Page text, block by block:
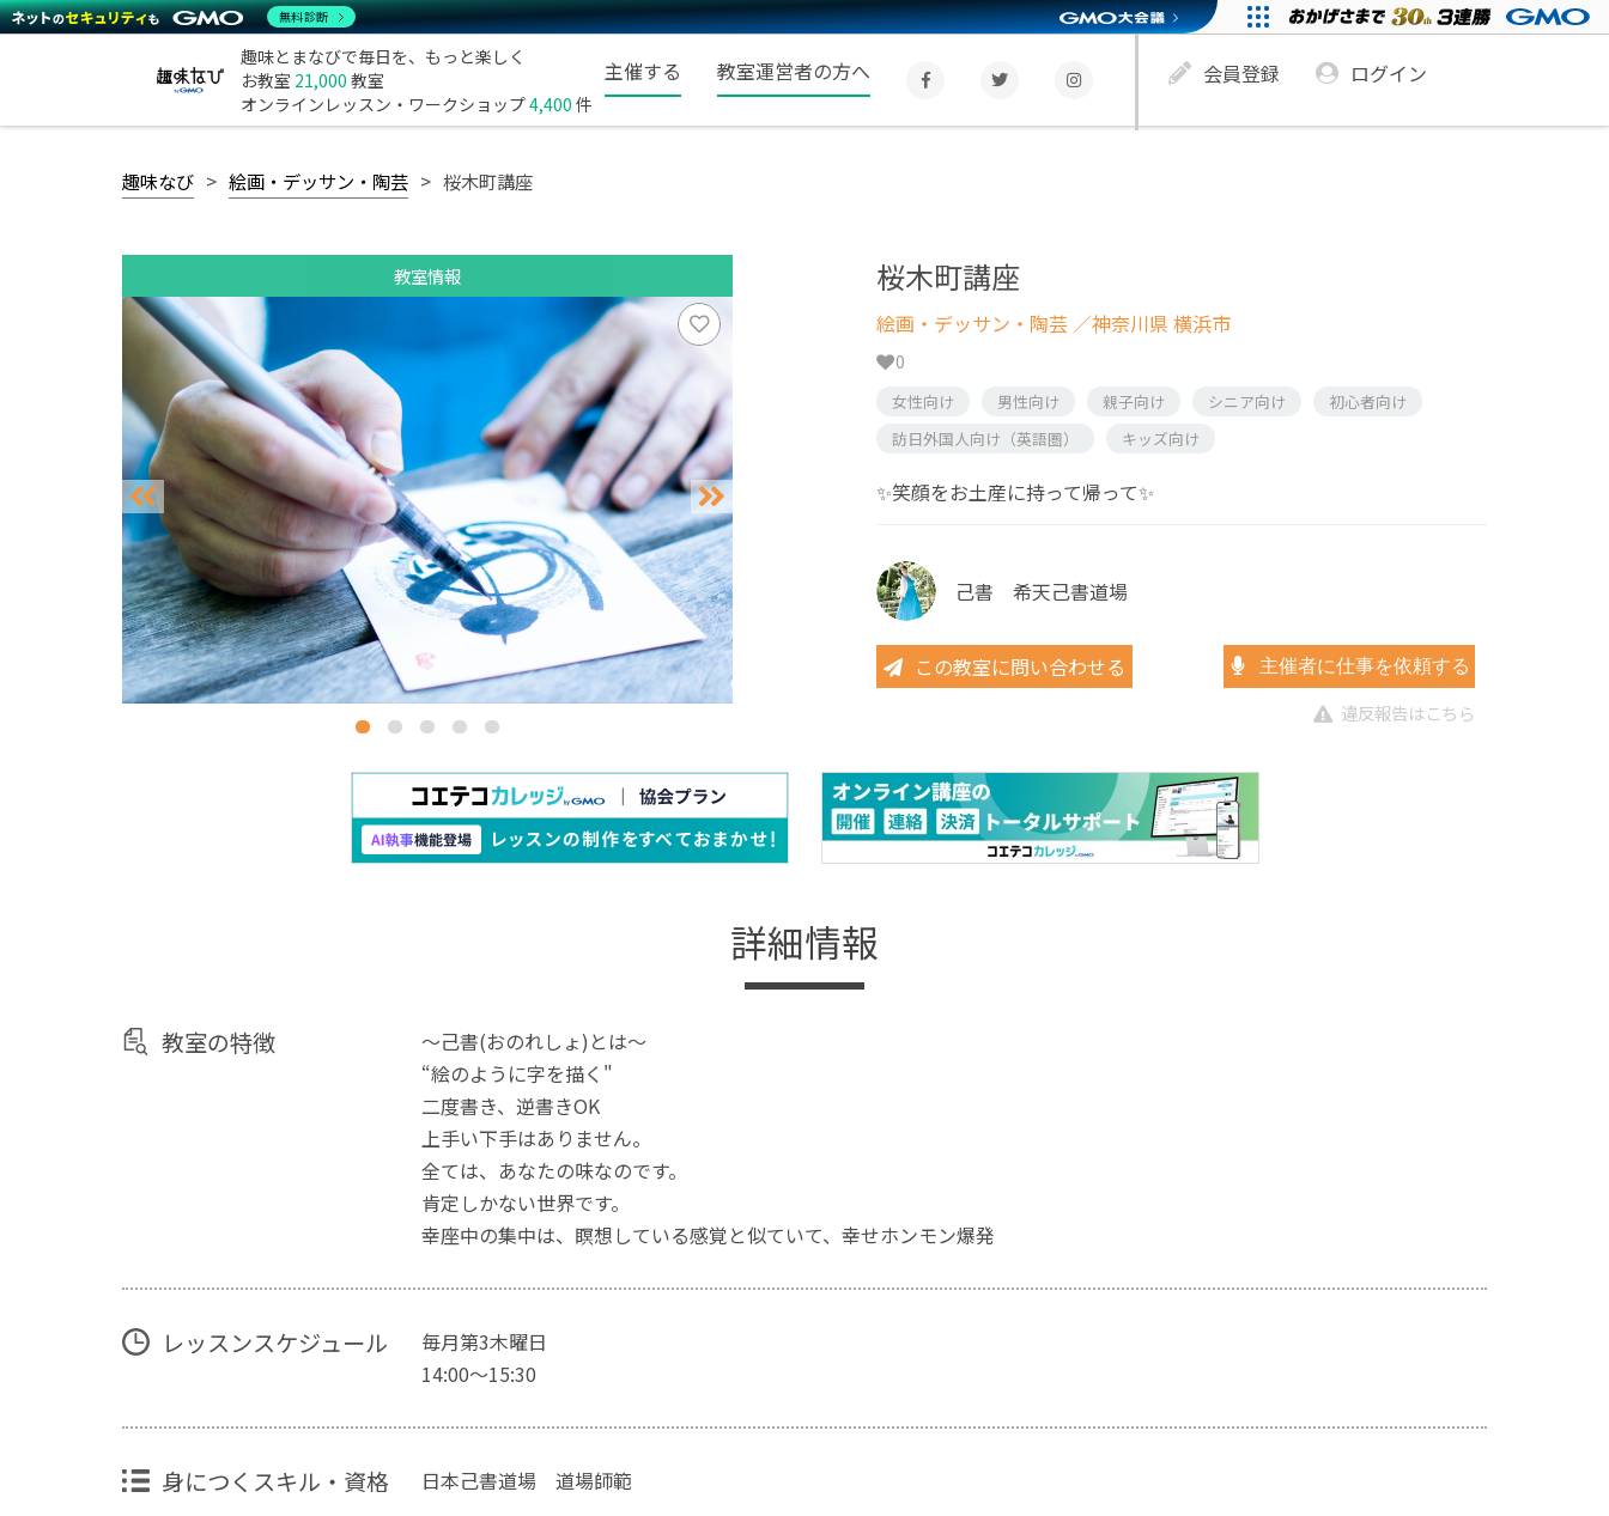
趣味とまなびで毎日を、もっと楽しく
お教室 21,000 教室
オンラインレッスン・ワークショップ4,400 件
主催する 教室運営者の方へ 会員登録 ログイン
趣味なび 絵画・デッサン・陶芸 桜木町講座
教室情報 桜木町講座
絵画・デッサン・陶芸 ／神奈川県 横浜市
0
女性向け 男性向け 親子向け シニア向け
初心者向け
訪日外国人向け（英語圏）
キッズ向け
✨笑顔をお土産に持って帰って✨
己書 希天己書道場
この教室に問い合わせる 主催者に仕事を依頼する
違反報告はこちら
詳細情報
教室の特徴
〜己書(おのれしょ)とは〜
“絵のように字を描く"
二度書き、逆書きOK
上手い下手はありません。
全ては、あなたの味なのです。
肯定しかない世界です。
幸座中の集中は、瞑想している感覚と似ていて、幸せホンモン爆発
レッスンスケジュール
毎月第3木曜日
14:00〜15:30
身につくスキル・資格 日本己書道場 道場師範
無料診断